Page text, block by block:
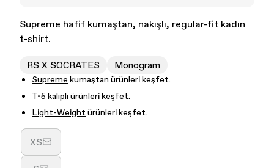
Supreme hafif kumaştan, nakışlı, regular-fit kadın
t-shirt.
Monogram
RS X SOCRATES
Supreme kumaştan ürünleri keşfet.
T-5 kalıplı ürünleri keşfet.
Light-Weightürünleri keşfet.
XSVaryasyon
tükendi